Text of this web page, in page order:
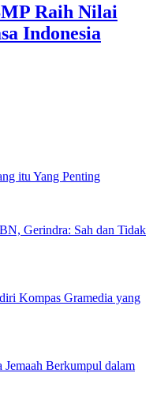
Raih Nilai
Indonesia
itu Yang Penting
Gerindra: Sah dan Tidak
Kompas Gramedia yang
Berkumpul dalam